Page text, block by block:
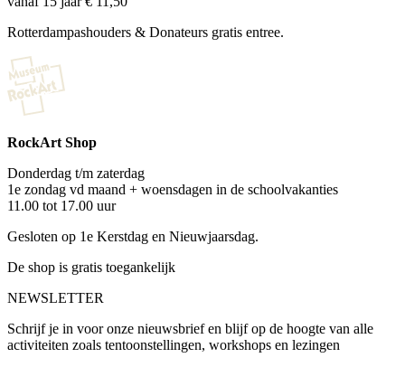
Rotterdampashouders & Donateurs gratis entree.
RockArt Shop
Donderdag t/m zaterdag
1e zondag vd maand + woensdagen in de schoolvakanties
11.00 tot 17.00 uur
Gesloten op 1e Kerstdag en Nieuwjaarsdag.
De shop is gratis toegankelijk
NEWSLETTER
Schrijf je in voor onze nieuwsbrief en blijf op de hoogte van alle
activiteiten zoals tentoonstellingen, workshops en lezingen